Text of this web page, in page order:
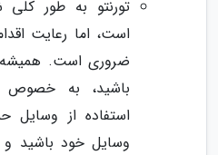
تورنتو به طور کلی
است، اما رعایت
ضروری است. همیشه
باشید، به خصوص
استفاده از
وسایل خود باشید و